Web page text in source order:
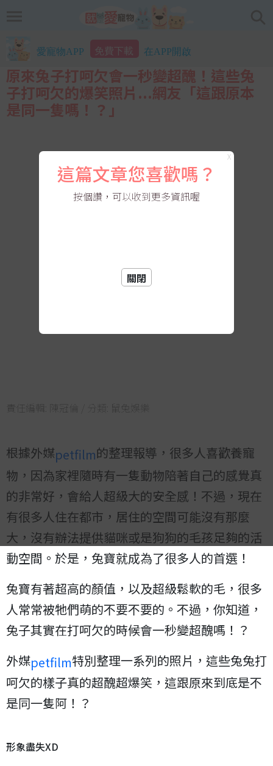
愛寵物APP 免費下載 在APP開啟
原來兔子打呵欠會一秒變超醜！這些兔
子打呵欠的爆笑照片...網友「這跟原本
是同一隻嗎！？」
責任編輯: 陳冠倫 / 分類: 鼠兔娛樂
根據外媒petfilm的整理報導，很多人喜歡養寵
物，因為家裡隨時有一隻動物陪著自己的感覺真
的非常好，會給人超級大的安全感！不過，現在
有很多人住在都市，居住的空間可能沒有那麼
大，沒有辦法提供貓咪或是狗狗的毛孩足夠的活
動空間。於是，兔寶就成為了很多人的首選！
兔寶有著超高的顏值，以及超級鬆軟的毛，很多
人常常被牠們萌的不要不要的。不過，你知道，
兔子其實在打呵欠的時候會一秒變超醜嗎！？
外媒petfilm特別整理一系列的照片，這些兔兔打
呵欠的樣子真的超醜超爆笑，這跟原來到底是不
是同一隻阿！？
形象盡失XD
X
這篇文章您喜歡嗎？
按個讚，可以收到更多資訊喔
關閉